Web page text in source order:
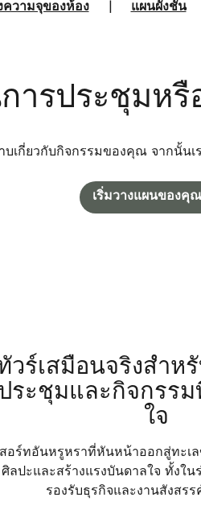
ความจุของห้อง แผนผังชั้น
การประชุมห
าบเกี่ยวกับกิจกรรมของคุณ จากนั้น
เริ่มวางแผนของคุ
วร์เสมือนจริงสำห
ระชุมและกิจกรรม
ใจ
อร์ทอันหรูหราที่หันหน้าออกสู่ทะเล
ศิลปะและสร้างแรงบันดาลใจ ทั้งใน
รองรับธุรกิจและงานสังสรร